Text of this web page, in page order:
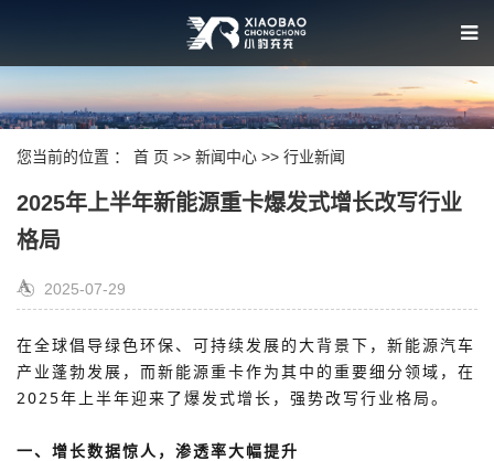
您当前的位置 ： 首 页 >> 新闻中心 >> 行业新闻
2025年上半年新能源重卡爆发式增长改写行业
格局
2025-07-29
在全球倡导绿色环保、可持续发展的大背景下，新能源汽车
产业蓬勃发 展，而新能源重卡作为其中的重要细分领域，在
2025年上半年迎来了爆发式增长，强势改写行业格局。
一、增长数据惊人，渗透率大幅提升